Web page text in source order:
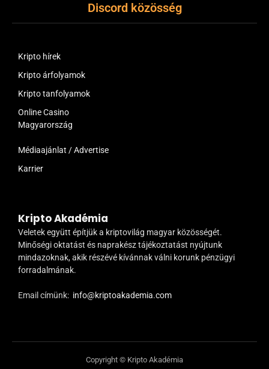
Discord közösség
Kripto hírek
Kripto árfolyamok
Kripto tanfolyamok
Online Casino
Magyarország
Médiaajánlat / Advertise
Karrier
Kripto Akadémia
Veletek együtt építjük a kriptovilág magyar közösségét.
Minőségi oktatást és naprakész tájékoztatást nyújtunk
mindazoknak, akik részévé kívánnak válni korunk pénzügyi
forradalmának.
Email címünk: info@kriptoakademia.com
Copyright © Kripto Akadémia